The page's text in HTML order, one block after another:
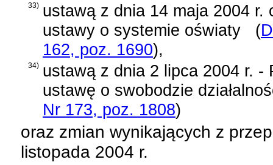
33) ustawą z dnia 14 maja 2004 r.
ustawy o systemie oświaty
(
162, poz. 1690),
34) ustawą z dnia 2 lipca 2004 r. -
ustawę o swobodzie
Nr 173, poz. 1808)
oraz zmian wynikających z
listopada 2004 r.